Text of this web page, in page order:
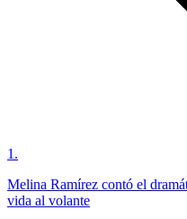
1 .
Melina Ramírez contó el
vida al volante